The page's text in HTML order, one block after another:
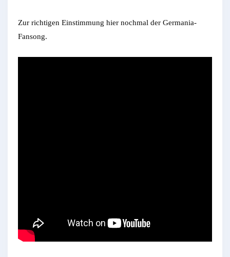
Zur richtigen Einstimmung hier nochmal der Germania-
Fansong.